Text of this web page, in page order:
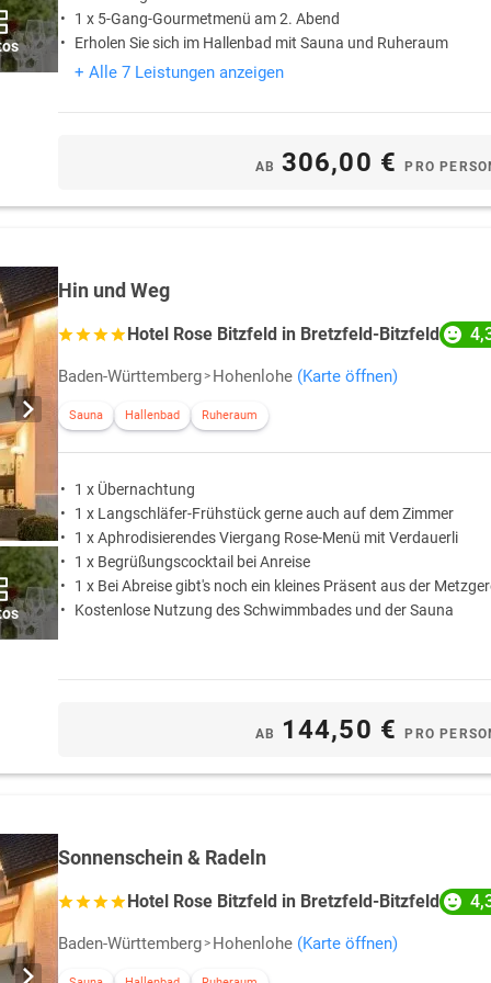
1 x 5-Gang-Gourmetmenü am 2. Abend
Erholen Sie sich im Hallenbad mit Sauna und Ruheraum
+ Alle 7 Leistungen anzeigen
AB 306,00 €PRO
Hin und Weg
Hotel Rose Bitzfeld in Bretzfeld-Bitzfeld
Baden-Württemberg Hohenlohe (Karte öffnen)
Sauna Hallenbad Ruheraum
1 x Übernachtung
1 x Langschläfer-Frühstück gerne auch auf dem Zimmer
1 x Aphrodisierendes Viergang Rose-Menü mit Verdauerli
1 x Begrüßungscocktail bei Anreise
1 x Bei Abreise gibt's noch ein kleines Präsent aus der
Kostenlose Nutzung des Schwimmbades und der Sauna
AB 144,50 €PRO
Sonnenschein & Radeln
Hotel Rose Bitzfeld in Bretzfeld-Bitzfeld
Baden-Württemberg Hohenlohe (Karte öffnen)